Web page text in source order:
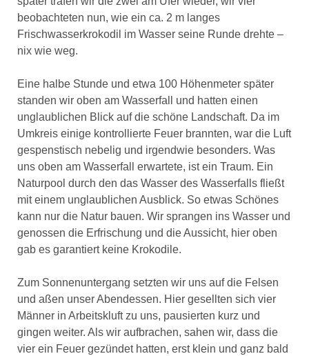
beobachteten nun, wie ein ca. 2 m langes
Frischwasserkrokodil im Wasser seine Runde drehte –
nix wie weg.
Eine halbe Stunde und etwa 100 Höhenmeter später
standen wir oben am Wasserfall und hatten einen
unglaublichen Blick auf die schöne Landschaft. Da im
Umkreis einige kontrollierte Feuer brannten, war die Luft
gespenstisch nebelig und irgendwie besonders. Was
uns oben am Wasserfall erwartete, ist ein Traum. Ein
Naturpool durch den das Wasser des Wasserfalls fließt
mit einem unglaublichen Ausblick. So etwas Schönes
kann nur die Natur bauen. Wir sprangen ins Wasser und
genossen die Erfrischung und die Aussicht, hier oben
gab es garantiert keine Krokodile.
Zum Sonnenuntergang setzten wir uns auf die Felsen
und aßen unser Abendessen. Hier gesellten sich vier
Männer in Arbeitskluft zu uns, pausierten kurz und
gingen weiter. Als wir aufbrachen, sahen wir, dass die
vier ein Feuer gezündet hatten, erst klein und ganz bald